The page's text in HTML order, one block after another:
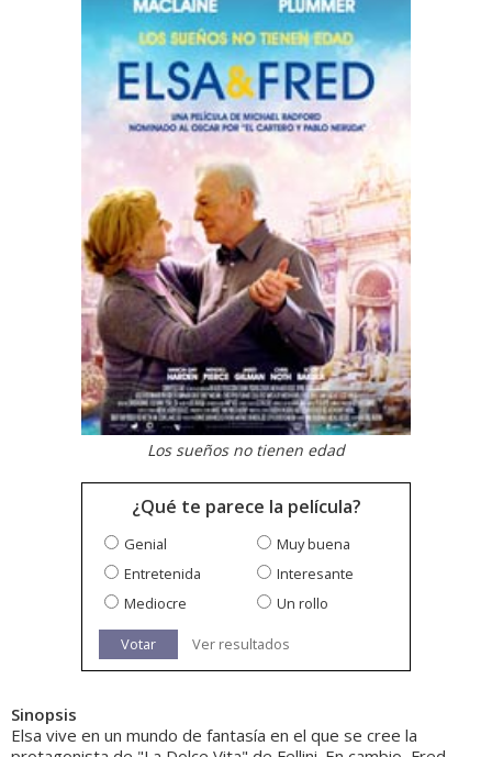
Los sueños no tienen edad
¿Qué te parece la película?
Genial
Muy buena
Entretenida
Interesante
Mediocre
Un rollo
Votar Ver resultados
Sinopsis
Elsa vive en un mundo de fantasía en el que se cree la